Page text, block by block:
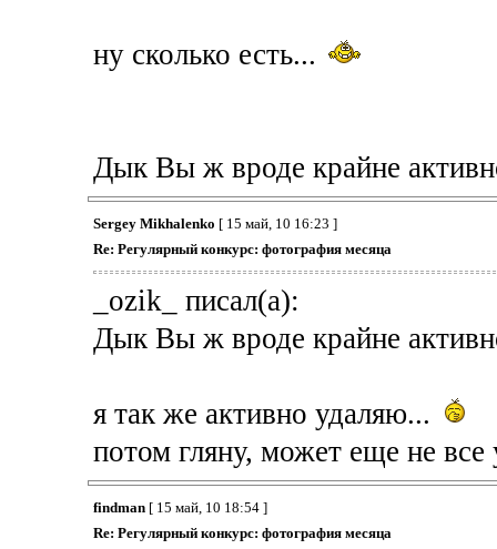
ну сколько есть...
Дык Вы ж вроде крайне
Sergey Mikhalenko [ 15 май, 10 16:23 ]
Re: Регулярный конкурс: фотография месяца
_ozik_ писал(а):
Дык Вы ж вроде крайне
я так же активно удаляю...
потом гляну, может еще не все
findman[ 15 май, 10 18:54 ]
Re: Регулярный конкурс: фотография месяца